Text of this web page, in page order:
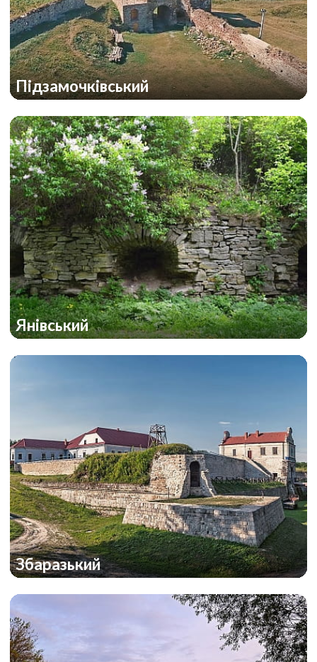
Підзамочківський
Янівський
Збаразький